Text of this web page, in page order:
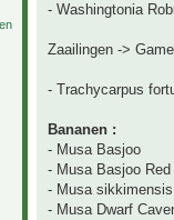
- Washingtonia
Zaailingen ->
- Trachycarpus
Bananen :
- Musa Basjoo
- Musa Basjoo Red
- Musa sikkimensis
- Musa Dwarf